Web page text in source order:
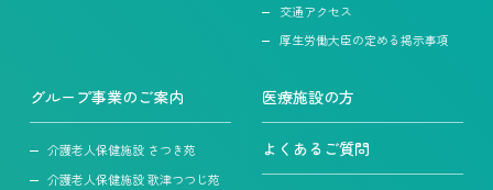
交通アクセス
厚生労働大臣の定める掲示事項
グループ事業のご案内
介護老人保健施設 さつき苑
介護老人保健施設 歌津つつじ苑
医療施設の方
よくあるご質問